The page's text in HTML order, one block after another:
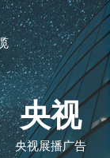
央视
央视展播广告